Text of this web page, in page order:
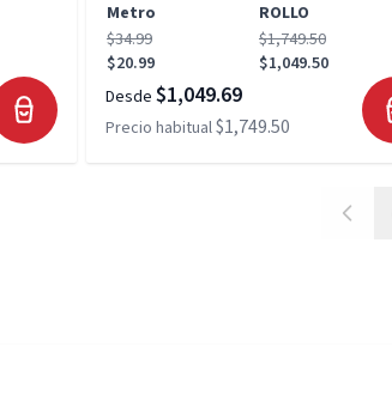
Metro
ROLLO
$34.99
$20.99
$1,749.50
$1,049.50
Desde $1,049.69
Precio habitual$1,749.50